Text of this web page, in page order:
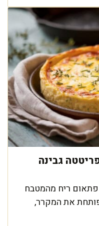
גבינה
ריח מהמטבח
את המקרר,